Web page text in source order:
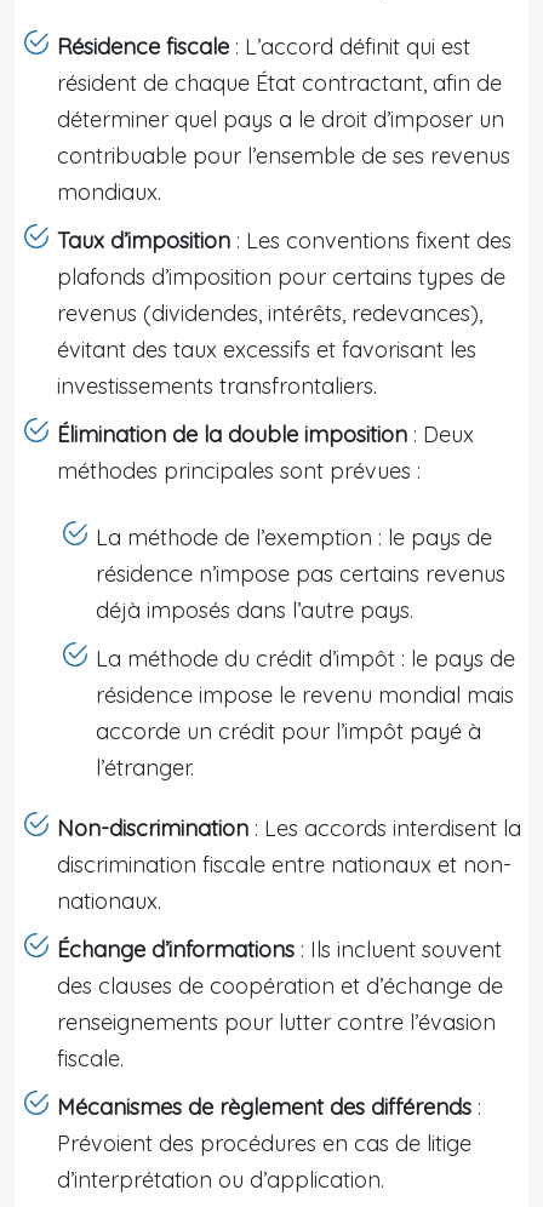
Résidence fiscale : L’accord définit qui est
résident de chaque État contractant, afin de
déterminer quel pays a le droit d’imposer un
contribuable pour l’ensemble de ses revenus
mondiaux.
Taux d’imposition : Les conventions fixent des
plafonds d’imposition pour certains types de
revenus (dividendes, intérêts, redevances),
évitant des taux excessifs et favorisant les
investissements transfrontaliers.
Élimination de la double imposition : Deux
méthodes principales sont prévues :
La méthode de l’exemption : le pays de
résidence n’impose pas certains revenus
déjà imposés dans l’autre pays.
La méthode du crédit d’impôt : le pays de
résidence impose le revenu mondial mais
accorde un crédit pour l’impôt payé à
l’étranger.
Non-discrimination : Les accords interdisent la
discrimination fiscale entre nationaux et non-
nationaux.
Échange d’informations : Ils incluent souvent
des clauses de coopération et d’échange de
renseignements pour lutter contre l’évasion
fiscale.
Mécanismes de règlement des différends :
Prévoient des procédures en cas de litige
d’interprétation ou d’application.